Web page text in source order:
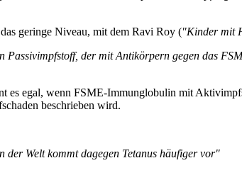
geringe Niveau, mit dem Ravi Roy ("Kinder mit
Passivimpfstoff, der mit Antikörpern gegen das
es egal, wenn FSME-Immunglobulin mit
beschrieben wird.
der Welt kommt dagegen Tetanus häufiger vor"